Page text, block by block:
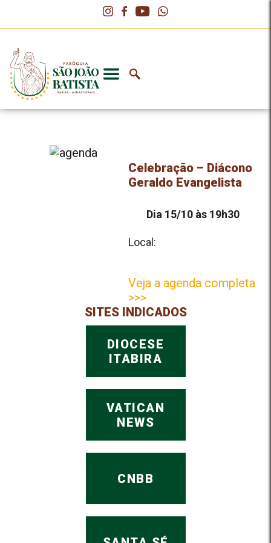
Celebração – Diácono
Geraldo Evangelista
Dia 15/10 às 19h30
Local:
Veja a agenda completa
>>>
SITES INDICADOS
DIOCESE
ITABIRA
VATICAN
NEWS
CNBB